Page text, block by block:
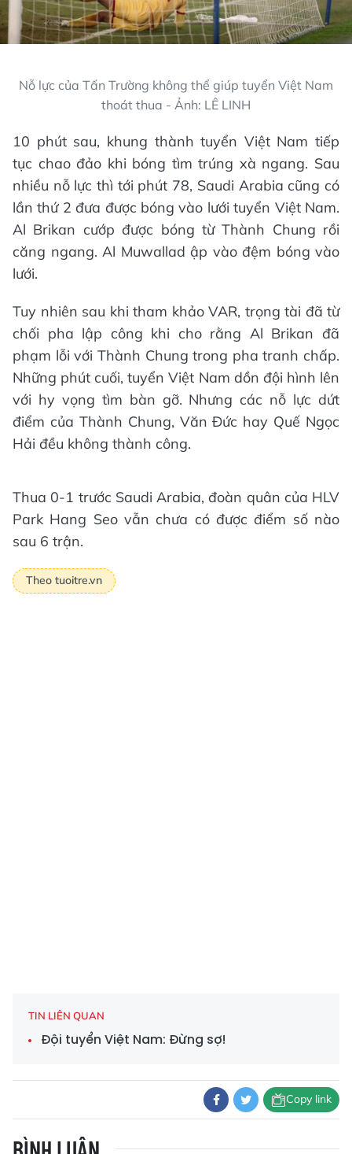
Nỗ lực của Tấn Trường không thể giúp tuyển Việt Nam
thoát thua - Ảnh: LÊ LINH
10 phút sau, khung thành tuyển Việt Nam tiếp
tục chao đảo khi bóng tìm trúng xà ngang. Sau
nhiều nỗ lực thì tới phút 78, Saudi Arabia cũng có
lần thứ 2 đưa được bóng vào lưới tuyển Việt Nam.
Al Brikan cướp được bóng từ Thành Chung rồi
căng ngang. Al Muwallad ập vào đệm bóng vào
lưới.
Tuy nhiên sau khi tham khảo VAR, trọng tài đã từ
chối pha lập công khi cho rằng Al Brikan đã
phạm lỗi với Thành Chung trong pha tranh chấp.
Những phút cuối, tuyển Việt Nam dồn đội hình lên
với hy vọng tìm bàn gỡ. Nhưng các nỗ lực dứt
điểm của Thành Chung, Văn Đức hay Quế Ngọc
Hải đều không thành công.
Thua 0-1 trước Saudi Arabia, đoàn quân của HLV
Park Hang Seo vẫn chưa có được điểm số nào
sau 6 trận.
Theo tuoitre.vn
TIN LIÊN QUAN
Đội tuyển Việt Nam: Đừng sợ!
Copy link